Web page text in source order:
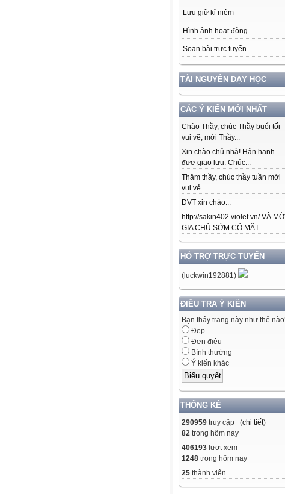
Lưu giữ kỉ niệm
Hình ảnh hoạt động
Soạn bài trực tuyến
TÀI NGUYÊN DẠY HỌC
CÁC Ý KIẾN MỚI NHẤT
Chào Thầy, chúc Thầy buổi tối
vui vẽ, mời Thầy...
Xin chào chủ nhà! Hân hạnh
đượ giao lưu. Chúc...
Thăm thầy, chúc thầy tuần mới
vui vẻ...
ĐVT xin chào...
http://sakin402.violet.vn/ VÀ MỜI
GIA CHỦ SỚM CÓ MẶT...
HỖ TRỢ TRỰC TUYẾN
(luckwin192881)
ĐIỀU TRA Ý KIẾN
Bạn thấy trang này như thế
Đẹp
Đơn điệu
Bình thường
Ý kiến khác
THỐNG KÊ
290959 truy cập (chi tiết)
82 trong hôm nay
406193 lượt xem
1248 trong hôm nay
25 thành viên